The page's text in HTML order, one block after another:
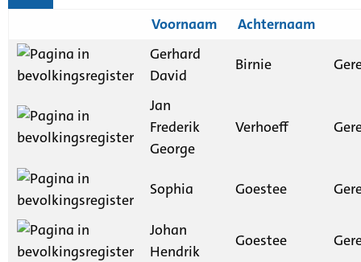
Voornaam
Achternaam
Gerhard
David
Birnie
Jan
Frederik
George
Verhoeff
Sophia Goestee
Johan
Hendrik
Goestee